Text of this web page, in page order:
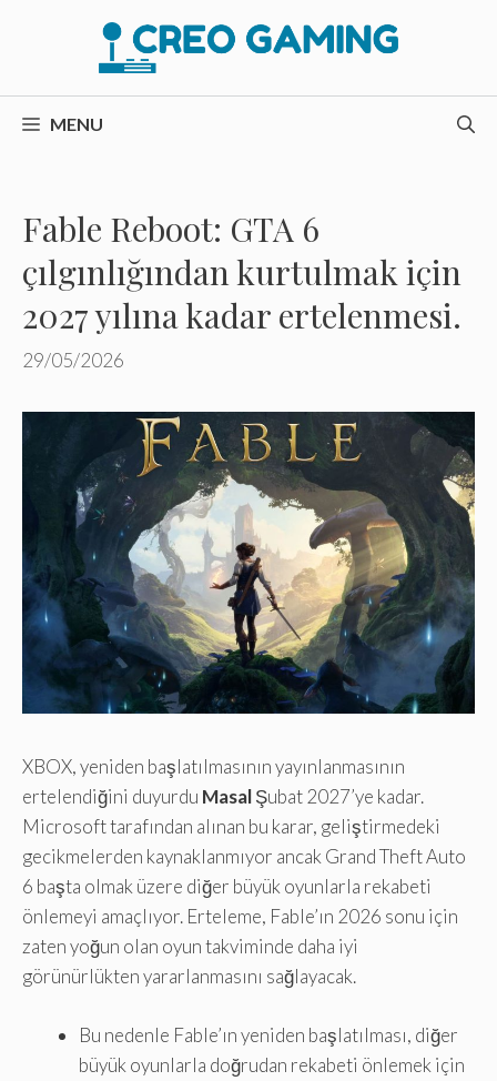
MENU
Fable Reboot: GTA 6
çılgınlığından kurtulmak için
2027 yılına kadar ertelenmesi.
29/05/2026
XBOX, yeniden başlatılmasının yayınlanmasının
ertelendiğini duyurdu MasalŞubat 2027’ye kadar.
Microsoft tarafından alınan bu karar, geliştirmedeki
gecikmelerden kaynaklanmıyor ancak Grand Theft Auto
6 başta olmak üzere diğer büyük oyunlarla rekabeti
önlemeyi amaçlıyor. Erteleme, Fable’ın 2026 sonu için
zaten yoğun olan oyun takviminde daha iyi
görünürlükten yararlanmasını sağlayacak.
Bu nedenle Fable’ın yeniden başlatılması, diğer
büyük oyunlarla doğrudan rekabeti önlemek için